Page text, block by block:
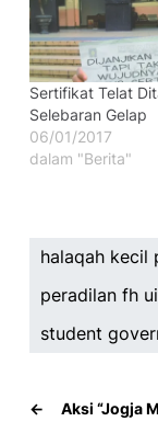
Sertifikat Telat
Selebaran Gelap
06/01/2017
dalam "Berita"
halaqah kecil
peradilan fh
student
←
Aksi “Jogja